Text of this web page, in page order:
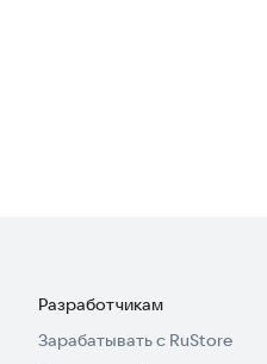
Разработчикам
Зарабатывать с RuStore